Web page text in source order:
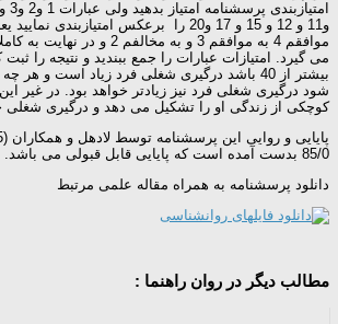
و11 و 12 و 15 و 17 و20 را برعکس امتیازبندی
می گیرد. امتیازات عبارات را جمع ببندید و نتیجه را ثبت
شود درگیری شغلی فرد نیز زیادتر خواهد بود. در
کوچکی از زندگی او را تشکیل می دهد و درگیری شغلی
85/0 بدست آمده است که پایایی قابل قبولی می باشد.
دانلود پرسشنامه به همراه مقاله علمی مرتبط
مطالب دیگر در روان راهنما :